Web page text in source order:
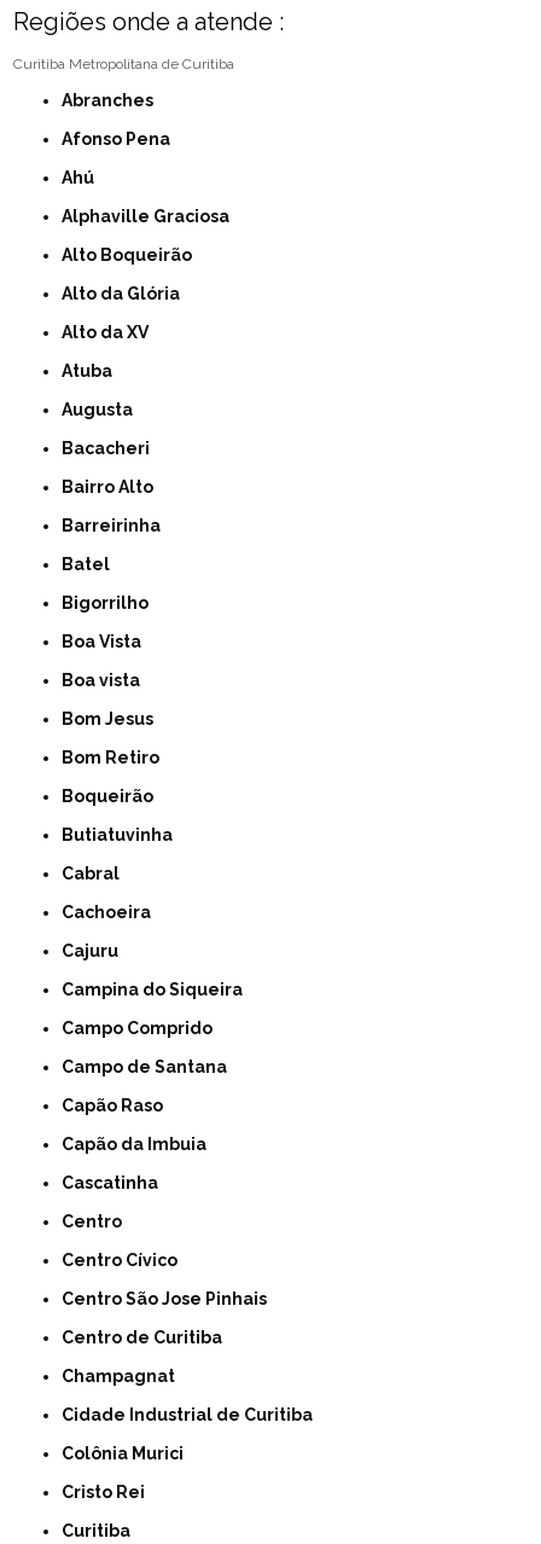
Regiões onde a atende :
Curitiba Metropolitana de Curitiba
Abranches
Afonso Pena
Ahú
Alphaville Graciosa
Alto Boqueirão
Alto da Glória
Alto da XV
Atuba
Augusta
Bacacheri
Bairro Alto
Barreirinha
Batel
Bigorrilho
Boa Vista
Boa vista
Bom Jesus
Bom Retiro
Boqueirão
Butiatuvinha
Cabral
Cachoeira
Cajuru
Campina do Siqueira
Campo Comprido
Campo de Santana
Capão Raso
Capão da Imbuia
Cascatinha
Centro
Centro Cívico
Centro São Jose Pinhais
Centro de Curitiba
Champagnat
Cidade Industrial de Curitiba
Colônia Murici
Cristo Rei
Curitiba